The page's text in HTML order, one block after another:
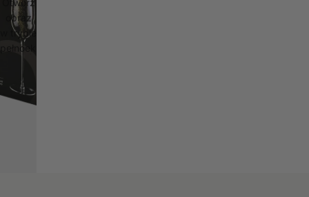
Otwórz
obraz
w trybie
pełnoekranowym